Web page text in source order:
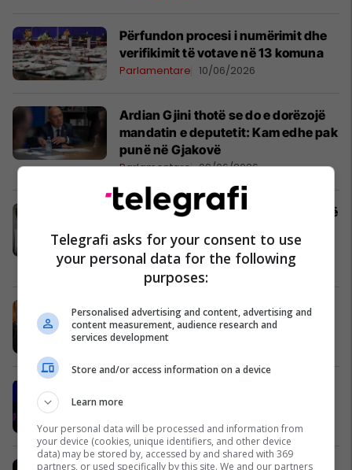
Përfundon procesi i numërimit dhe
verifikimit të votave në 13 komuna
Parlamentare 10/06/2026
Ardian Gjini thotë se do e dorëzojë
mandatin e deputetit: Kam edhe pak
punë në Gjakovë
Parlamentare 09/06/2026
Malisheva me rënien më të madhe të
Prizreni e Prishtina
Parlamentare 09/06/2026
Kjo është 10-ja më e votuar e
Aleancës
Parlamentare
numërimit të mbi 50% të votave
Parlamentare 09/06/2026
Telegrafi asks for your consent to use
your personal data for the following
purposes:
Personalised advertising and content, advertising and
content measurement, audience research and
services development
Store and/or access information on a device
Learn more
Your personal data will be processed and information from
your device (cookies, unique identifiers, and other device
data) may be stored by, accessed by and shared with 369
partners, or used specifically by this site. We and our partners